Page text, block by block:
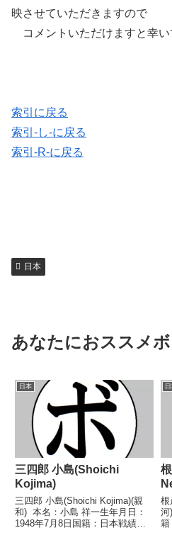
映させていただきますので
コメントいただけますと幸い
索引に戻る
索引-し-に戻る
索引-R-に戻る
日本
あなたにおススメ
日本
三四郎 小島(Shoichi
Kojima)
三四郎 小島(Shoichi Kojima)(親
和) 本名：小島 祥一生年月日：
1948年7月8日国籍：日本戦績：
根
河
籍